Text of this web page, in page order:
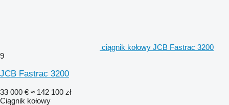
ciągnik kołowy JCB Fastrac 3200
9
JCB Fastrac 3200
33 000 € ≈ 142 100 zł
Ciągnik kołowy